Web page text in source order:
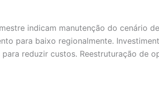
indicam manutenção do cenário
para baixo regionalmente.
reduzir custos. Reestruturação de